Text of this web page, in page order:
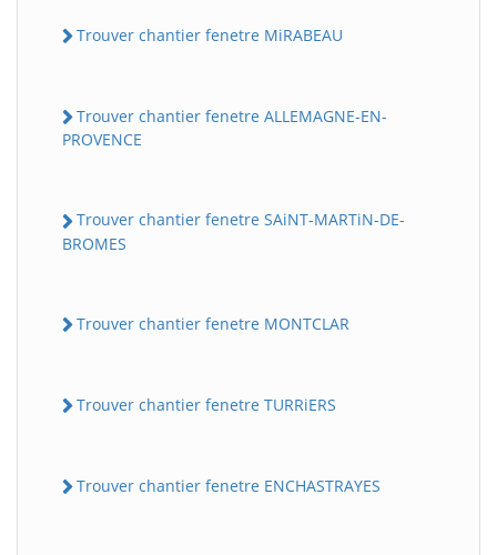
Trouver chantier fenetre MiRABEAU
Trouver chantier fenetre ALLEMAGNE-EN-
PROVENCE
Trouver chantier fenetre SAiNT-MARTiN-DE-
BROMES
Trouver chantier fenetre MONTCLAR
Trouver chantier fenetre TURRiERS
Trouver chantier fenetre ENCHASTRAYES